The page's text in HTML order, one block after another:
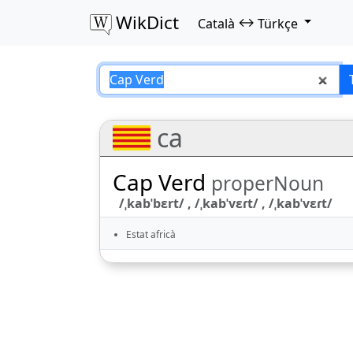
WikDict Català ↔ Türkçe
Cap Verd –
ca
Cap Verd properNoun
/ˌkabˈbɛrt/ , /ˌkabˈvɛɾt/ , /ˌkabˈvɛɾt/
Estat africà